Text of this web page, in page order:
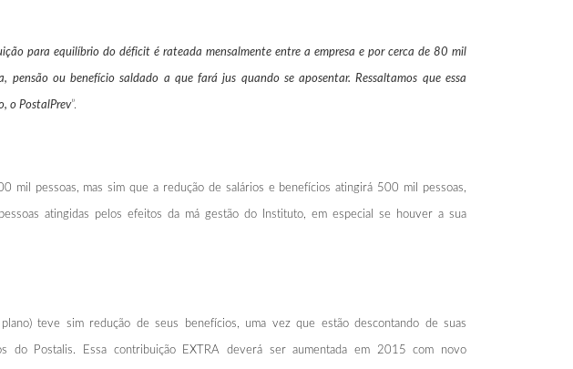
para equilíbrio dodéficit é rateada mensalmente entre a empresa e por cerca de 80 mil
ou benefício saldado a que fará jus quando se aposentar. Ressaltamos que essa
o PostalPrev”.
pessoas, mas sim que a redução de salários e benefícios atingirá 500 mil pessoas,
atingidas pelos efeitos da má gestão do Instituto, em especial se houver a sua
teve sim redução de seus benefícios, uma vez que estão descontando de suas
do Postalis. Essa contribuição EXTRA deverá ser aumentada em 2015 com novo